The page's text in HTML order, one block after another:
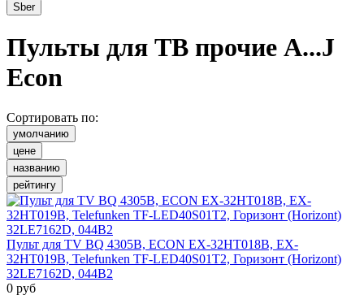
Sber
Пульты для ТВ прочие A...J
Econ
Сортировать по:
умолчанию
цене
названию
рейтингу
Пульт для TV BQ 4305B, ECON EX-32HT018B, EX-
32HT019B, Telefunken TF-LED40S01T2, Горизонт (Horizont)
32LE7162D, 044B2
0 руб